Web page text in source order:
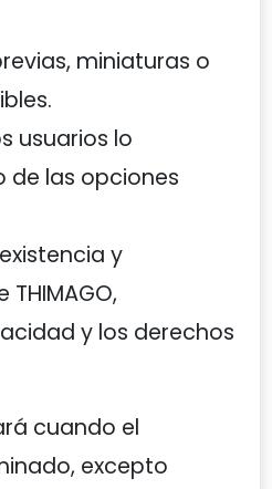
miniaturas o
usuarios lo
las opciones
y
y los derechos
cuando el
excepto